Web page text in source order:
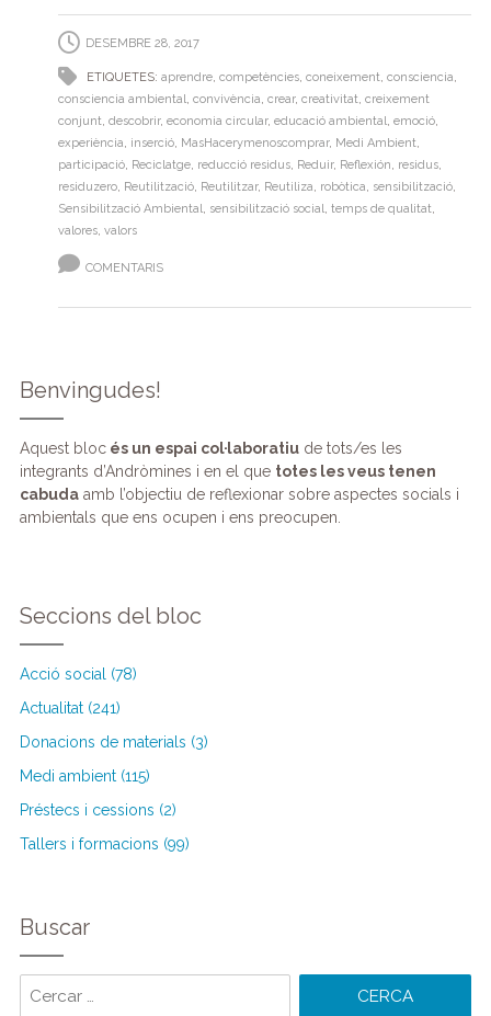
DESEMBRE 28, 2017
ETIQUETES: aprendre, competències, coneixement, consciencia,
consciencia ambiental, convivència, crear, creativitat, creixement
conjunt, descobrir, economia circular, educació ambiental, emoció,
experiència, inserció, MasHacerymenoscomprar, Medi Ambient,
participació, Reciclatge, reducció residus, Reduir, Reflexión, residus,
residuzero, Reutilització, Reutilitzar, Reutiliza, robòtica, sensibilització,
Sensibilització Ambiental, sensibilització social, temps de qualitat,
valores, valors
COMENTARIS
Benvingudes!
Aquest blocés un espai col·laboratiude tots/es les
integrants d’Andròmines i en el que totes les veus tenen
cabudaamb l’objectiu de reflexionar sobre aspectes socials i
ambientals que ens ocupen i ens preocupen.
Seccions del bloc
Acció social (78)
Actualitat (241)
Donacions de materials (3)
Medi ambient (115)
Préstecs i cessions (2)
Tallers i formacions (99)
Buscar